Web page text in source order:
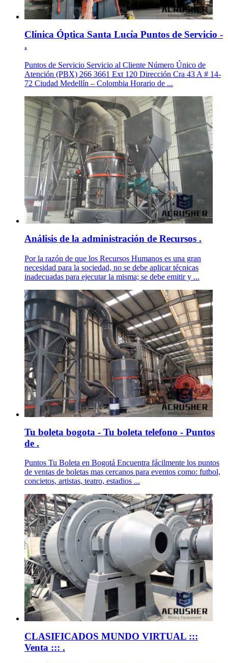
Clínica Óptica Santa Lucía Puntos de Servicio -
.
Puntos de Servicio Servicio al Cliente Número Único de
Atención (PBX) 266 3661 Ext 120 Dirección Cra 43 A # 14-
72 Ciudad Medellín – Colombia Horario de ...
Análisis de la administración de Recursos .
Por la razón de que los Recursos Humanos es una gran
necesidad para la sociedad, no se debe aplicar técnicas
inadecuadas para ejecutar la misma; se debe emitir y ...
Tu boleta bogota - Tu boleta telefono - Puntos
de .
Puntos Tu Boleta en Bogotá Encuentra fácilmente los puntos
de ventas de boletas mas cercanos para eventos como: futbol,
concietos, artistas, teatro, estadios ...
CLASIFICADOS MUNDO VIRTUAL :::
Venta ::: .